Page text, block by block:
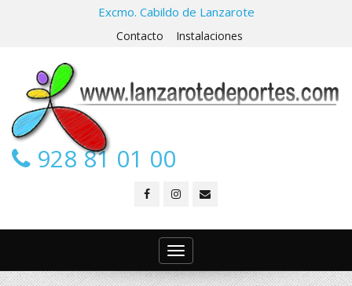
Excmo. Cabildo de Lanzarote
Contacto Instalaciones
928 81 01 00
Toggle
navigation